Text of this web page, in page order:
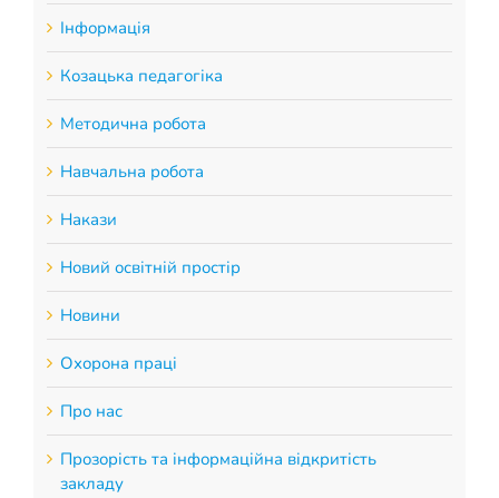
Інформація
Козацька педагогіка
Методична робота
Навчальна робота
Накази
Новий освітній простір
Новини
Охорона праці
Про нас
Прозорість та інформаційна відкритість
закладу